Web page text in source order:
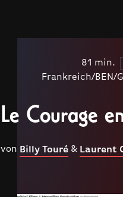
81 min.
Frankreich/BEN/
Le Courage
von Billy Touré & Laurent